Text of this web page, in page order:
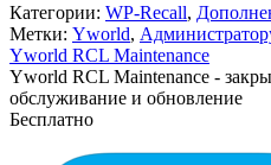
Категории: WP-Recall,
Метки: Yworld,
Yworld RCL Maintenance
Yworld RCL Maintenance -
обслуживание и обновление
Бесплатно